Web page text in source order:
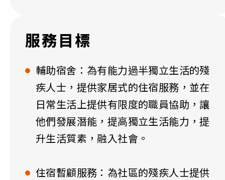
服務目標
輔助宿舍：為有能力過半獨立生活的殘
疾人士，提供家居式的住宿服務，並在
日常生活上提供有限度的職員協助，讓
他們發展潛能，提高獨立生活能力，提
升生活質素，融入社會。
住宿暫顧服務：為社區的殘疾人士提供